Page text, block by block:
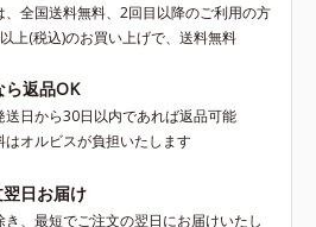
、全国送料無料、2回目以降のご利用の方
上(税込)のお買い上げで、送料無料
ら返品OK
送日から30日以内であれば返品可能
オルビスが負担いたします
日お届け
き、最短でご注文の翌日にお届けいたし